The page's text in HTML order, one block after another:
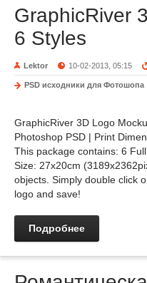
GraphicRiver
6 Styles
Lektor 10-02-2013, 05:15
PSD исходники для Фотошопа
GraphicRiver 3D Logo
Photoshop PSD | Print
This package contains: 6
Size: 27x20cm
objects. Simply double click
logo and save!
Подробнее